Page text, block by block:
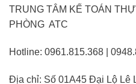
TRUNG TÂM KẾ TOÁN
PHÒNG ATC
Hotline: 0961.815.368 |
Địa chỉ: Số 01A45 Đại Lộ Lê